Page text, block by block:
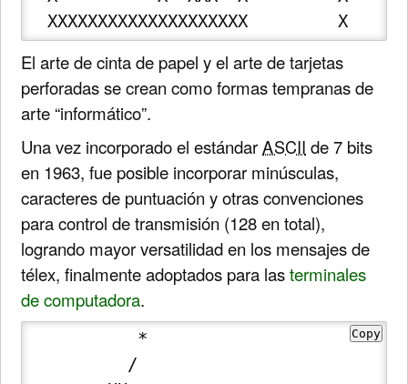
  XXXXXXXXXXXXXXXXXXXX         X
El arte de cinta de papel y el arte de tarjetas
perforadas se crean como formas tempranas de
arte “informático”.
Una vez incorporado el estándarASCII de 7 bits
en 1963, fue posible incorporar minúsculas,
caracteres de puntuación y otras convenciones
para control de transmisión (128 en total),
logrando mayor versatilidad en los mensajes de
télex, finalmente adoptados para lasterminales
de computadora.
Copy